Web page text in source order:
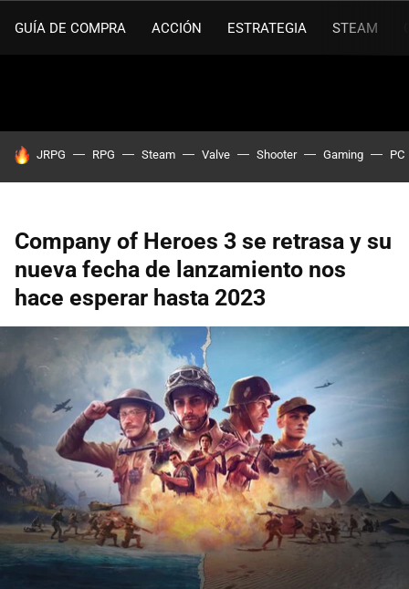
GUÍA DE COMPRA ACCIÓN ESTRATEGIA STEAM
HOY SE HABLA DE
JRPG RPG Steam Valve Shooter Gaming PC
Company of Heroes 3 se retrasa y su
nueva fecha de lanzamiento nos
hace esperar hasta 2023